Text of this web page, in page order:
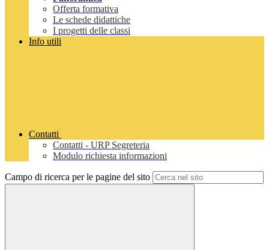
Offerta formativa
Le schede didattiche
I progetti delle classi
Info utili
Contatti
Contatti - URP Segreteria
Modulo richiesta informazioni
Campo di ricerca per le pagine del sito